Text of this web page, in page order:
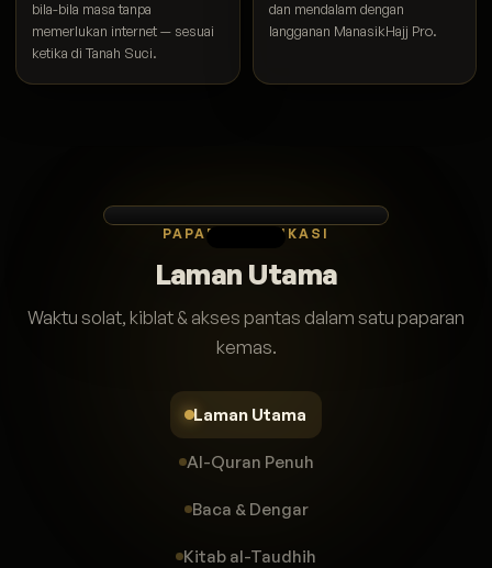
bila-bila masa tanpa
memerlukan internet — sesuai
ketika di Tanah Suci.
dan mendalam dengan
langganan ManasikHajj Pro.
PAPARAN APLIKASI
Laman Utama
Waktu solat, kiblat & akses pantas dalam satu paparan
kemas.
Laman Utama
Al-Quran Penuh
Baca & Dengar
Kitab al-Taudhih